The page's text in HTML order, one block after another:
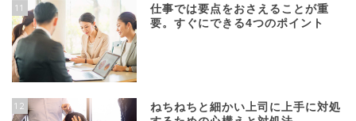
11
仕事では要点をおさえることが重
要。すぐにできる4つのポイント
12
ねちねちと細かい上司に上手に対処